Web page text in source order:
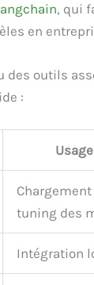
, qui
en
des outils
:
tuning des
Intégration